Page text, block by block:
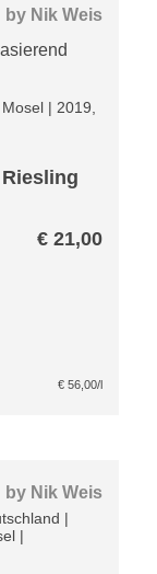
by Nik Weis
Mosel | 2019,
€21,00
€56,00/l
by Nik Weis
|
|